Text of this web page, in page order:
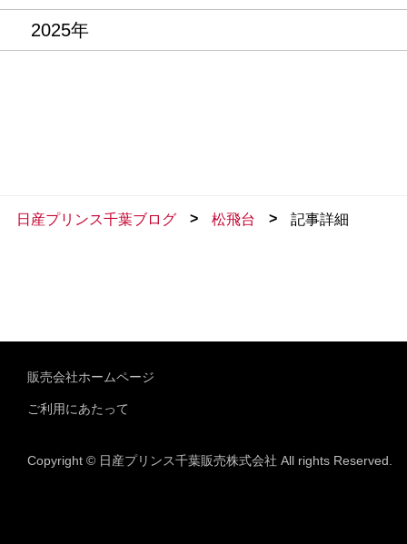
2025年
日産プリンス千葉ブログ > 松飛台 > 記事詳細
販売会社ホームページ
ご利用にあたって
Copyright © 日産プリンス千葉販売株式会社 All rights Reserved.